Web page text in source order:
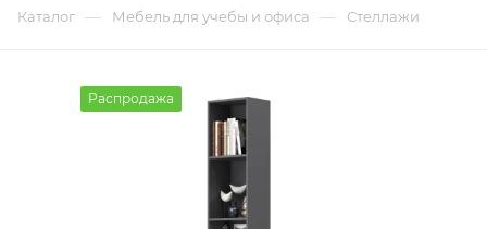
Каталог — Мебель для учебы и офиса — Стеллажи
Распродажа